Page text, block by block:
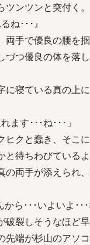
ンツンと突付く。
ね･･･』
両手で優良の腰を
つ優良の体を落し
に寝ている真の上
ます･･･ね･･･」
ヒクと蠢き、そこ
待ちわびているよ
の両手が添えられ
から･･･いよいよ･･
裂しそうなほど早
先端が杉山のアソ